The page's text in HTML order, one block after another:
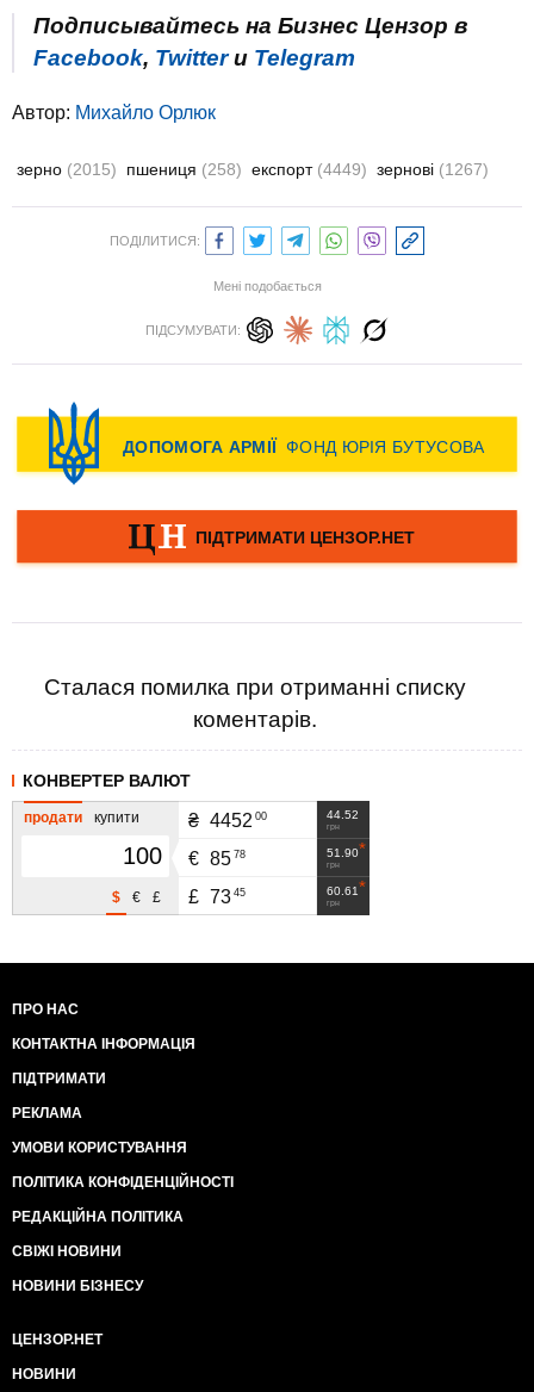
Подписывайтесь на Бизнес Цензор в
Facebook, Twitterи Telegram
Автор: Михайло Орлюк
зерно (2015) пшениця (258) експорт (4449) зернові (1267)
ПОДІЛИТИСЯ:
Мені подобається
ПІДСУМУВАТИ:
Сталася помилка при отриманні списку
коментарів.
КОНВЕРТЕР ВАЛЮТ
продати купити
£
€
$
44.52
грн
₴ 4452 00
51.90
грн
€ 85 78
60.61
грн
£ 73 45
ПРО НАС
КОНТАКТНА ІНФОРМАЦІЯ
ПІДТРИМАТИ
РЕКЛАМА
УМОВИ КОРИСТУВАННЯ
ПОЛІТИКА КОНФІДЕНЦІЙНОСТІ
РЕДАКЦІЙНА ПОЛІТИКА
СВІЖІ НОВИНИ
НОВИНИ БІЗНЕСУ
ЦЕНЗОР.НЕТ
НОВИНИ